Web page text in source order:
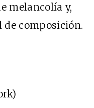
melancolía y,
de composición.